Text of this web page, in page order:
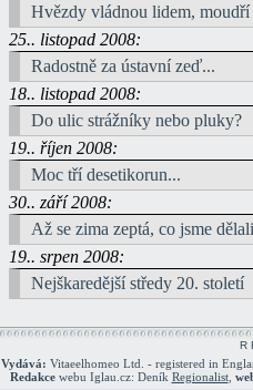
Hvězdy vládnou lidem,
25.. listopad 2008:
Radostně za ústavní zeď...
18.. listopad 2008:
Do ulic strážníky nebo pluky?
19.. říjen 2008:
Moc tří desetikorun...
30.. září 2008:
Až se zima zeptá, co jsme
19.. srpen 2008:
Nejškaredější středy 20. století
R
Vydává: Vitaeelhomeo Ltd. - registered in
Redakcewebu Iglau.cz: Deník Regionalist,